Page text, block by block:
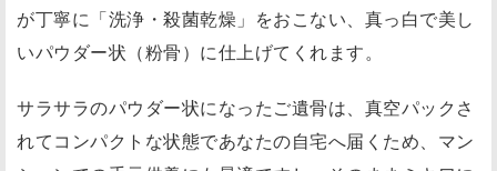
が丁寧に「洗浄・殺菌乾燥」をおこない、真っ白で美し
いパウダー状（粉骨）に仕上げてくれます。
サラサラのパウダー状になったご遺骨は、真空パックさ
れてコンパクトな状態であなたの自宅へ届くため、マン